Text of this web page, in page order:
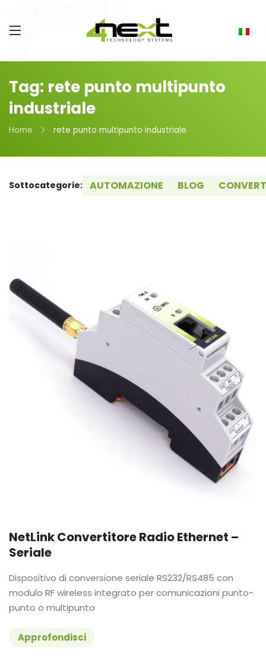
Tag: rete punto multipunto
industriale
Home rete punto multipunto industriale
Sottocategorie: AUTOMAZIONE BLOG
NetLink Convertitore Radio Ethernet –
Seriale
Dispositivo di conversione seriale RS232/RS485 con
modulo RF wireless integrato per comunicazioni punto-
punto o multipunto
Approfondisci